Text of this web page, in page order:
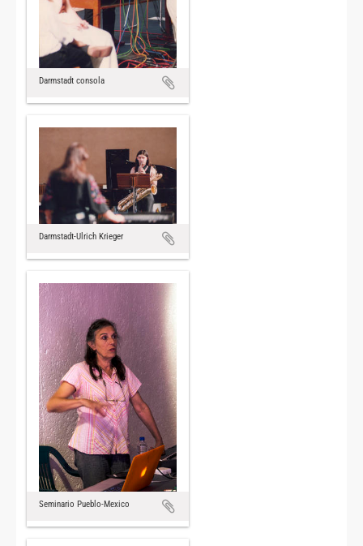
Darmstadt consola
Darmstadt-Ulrich Krieger
Seminario Pueblo-Mexico